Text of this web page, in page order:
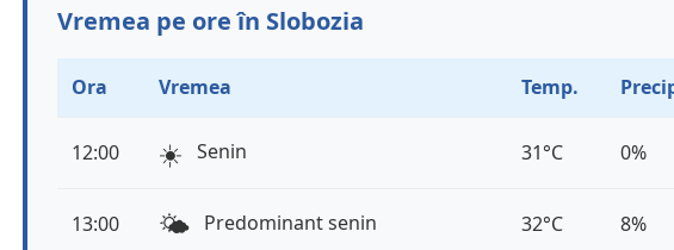
Vremea pe ore în Slobozia
Ora Vremea Temp.
12:00 ☀️ Senin 31°C 0%
13:00 🌤️ Predominant senin 32°C 8%